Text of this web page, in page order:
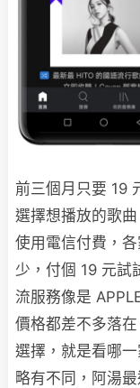
前三個月只要 19
選擇想播放的歌
使用電信付費，
少，付個 19 元試
流服務像是
價格都差不多落
選擇，就是看哪
略有不同，阿湯